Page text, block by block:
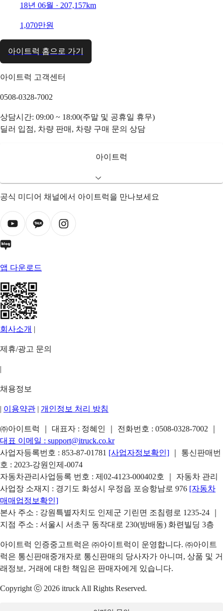
18년 06월 · 207,157km
1,070만원
아이트럭 홈으로 가기
아이트럭 고객센터
0508-0328-7002
상담시간: 09:00 ~ 18:00(주말 및 공휴일 휴무)
딜러 입점, 차량 판매, 차량 구매 문의 상담
아이트럭
공식 미디어 채널에서 아이트럭을 만나보세요
앱 다운로드
회사소개 |
제휴/광고 문의
|
채용정보
| 이용약관 | 개인정보 처리 방침
㈜아이트럭 ｜ 대표자 : 정혜인 ｜ 전화번호 : 0508-0328-7002
대표 이메일 : support@itruck.co.kr
사업자등록번호 : 853-87-01781 [사업자정보확인]
｜ 통신판매번
호 : 2023-강원인제-0074
자동차관리사업등록 번호 : 제02-4123-000402호 ｜ 자동차 관리
사업장 소재지 : 경기도 화성시 우정읍 포승항남로 976 [자동차
매매업정보확인]
본사 주소 : 강원특별자치도 인제군 기린면 조침령로 1235-24 ｜
지점 주소 : 서울시 서초구 동작대로 230(방배동) 화련빌딩 3층
아이트럭 인증중고트럭은 ㈜아이트럭이 운영합니다. ㈜아이트
럭은 통신판매중개자로 통신판매의 당사자가 아니며, 상품 및 거
래정보, 거래에 대한 책임은 판매자에게 있습니다.
Copyright ⓒ 2026 itruck All Rights Reserved.